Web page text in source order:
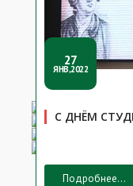
27
ЯНВ,2022
С ДНЁМ
Подробнее...